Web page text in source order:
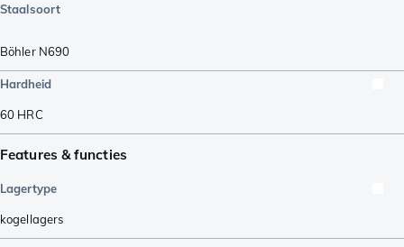
Staalsoort
Böhler N690
Hardheid
60 HRC
Features & functies
Lagertype
kogellagers